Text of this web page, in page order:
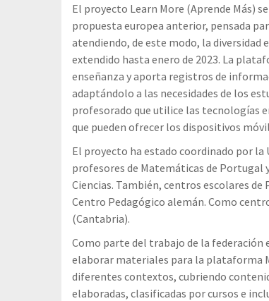
El proyecto Learn More (Aprende Más)
propuesta europea anterior, pensada
atendiendo, de este modo, la diversidad
extendido hasta enero de 2023. La
enseñanza y aporta registros de
adaptándolo a las necesidades de los
profesorado que utilice las tecnologías
que pueden ofrecer los dispositivos
El proyecto ha estado coordinado por la
profesores de Matemáticas de Portugal
Ciencias. También, centros escolares
Centro Pedagógico alemán. Como
(Cantabria).
Como parte del trabajo de la federación
elaborar materiales para la plataforma
diferentes contextos, cubriendo
elaboradas, clasificadas por cursos e